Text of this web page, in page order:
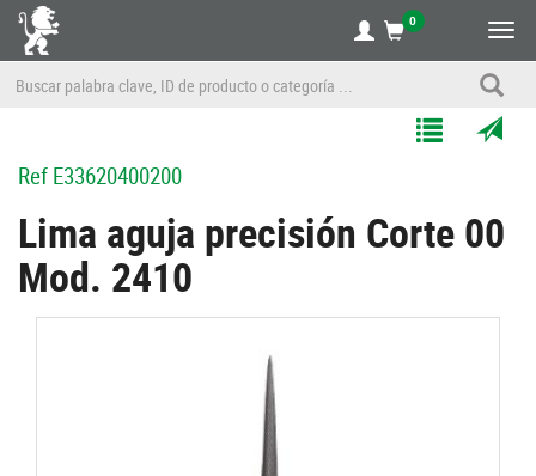
0
correo
a
Listas
RefE33620400200
Lima aguja precisión Corte 00
Mod. 2410